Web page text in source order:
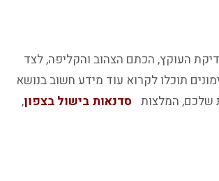
העוקץ, הכתם הצהוב והקליפה, לצד
תוכלו לקרוא עוד מידע חשוב בנושא
שלכם, המלצות סדנאות בישול בצפון,